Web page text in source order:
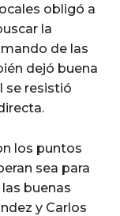
obligó a
la
de las
dejó buena
se resistió
los puntos
sea para
buenas
y Carlos